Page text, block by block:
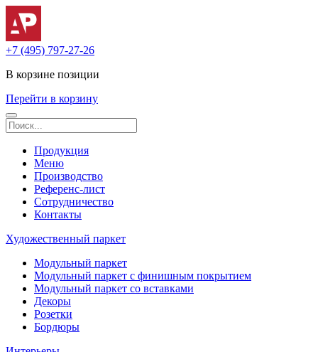
+7 (495) 797-27-26
В корзине позиции
Перейти в корзину
Продукция
Меню
Производство
Референс-лист
Сотрудничество
Контакты
Художественный паркет
Модульный паркет
Модульный паркет с финишным покрытием
Модульный паркет со вставками
Декоры
Розетки
Бордюры